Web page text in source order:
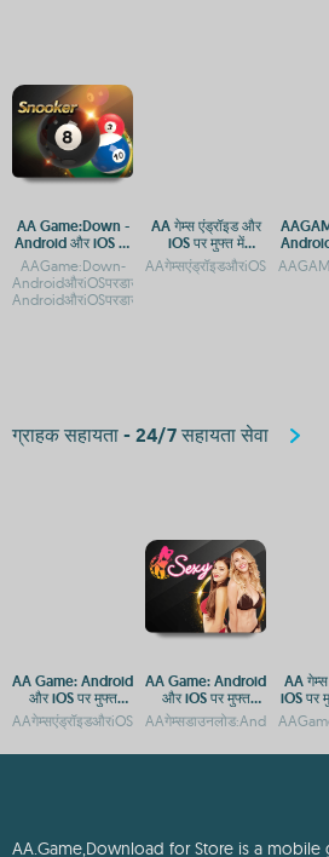
AA Game:Down -
Android और iOS पर
डाउनलोड और एक्सेस
गाइड
AAGame:Down-
AndroidऔरiOSपरडाउनलोडकरेंAAGame:Down-
AndroidऔरiOSपरडाउनलोडऔरएक्सेसगाइडAAGame
AA गेम्स एंड्रॉइड और
iOS पर मुफ्त में
डाउनलोड करें
पर
ग्राहक सहायता - 24/7 सहायता सेवा
AA Game: Android
और iOS पर मुफ्त
डाउनलोड और एक्सेस
गाइड
AA Game: Android
और iOS पर मुफ्त
डाउनलोड और एक्सेस
गाइड
AA
iOS पर